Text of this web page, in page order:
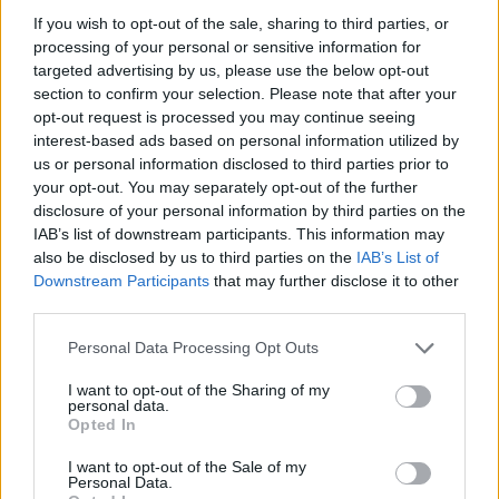
If you wish to opt-out of the sale, sharing to third parties, or
processing of your personal or sensitive information for
targeted advertising by us, please use the below opt-out
section to confirm your selection. Please note that after your
opt-out request is processed you may continue seeing
interest-based ads based on personal information utilized by
us or personal information disclosed to third parties prior to
your opt-out. You may separately opt-out of the further
disclosure of your personal information by third parties on the
IAB’s list of downstream participants. This information may
also be disclosed by us to third parties on the IAB’s List of
Downstream Participants that may further disclose it to other
Please note that this website/app uses one or more Google
not limited to your visit or usage behaviour. You may click to
grant or deny consent to Google and its third-party tags to
use your data for below specified purposes in below Google
consent section.
Personal Data Processing Opt Outs
I want to opt-out of the Sharing of my
personal data.
Opted In
I want to opt-out of the Sale of my
Personal Data.
beste vi har gjort, så det er helt rått, sier Hüber
Kaas.
Reiser hjem med opptur i bagasjen
Eckhoff har med dagens sølv på fellesstarten tatt
medalje på samtlige av de tre siste OL, og fikk en
solid opptur som avslutning på årets OL, etter
nedturen på stafetten tidligere i uka.
Norge hadde to løpere til start på fellesstarten i
skiskytingen: Marte Olsbu Røiseland og Tiril
Eckhoff. Også Ingrid Landmark Tandrevold var
situasjon under jaktstarten, har Tandrevold reist
hjem til Norge.
Marte Olsbu Røiseland vant både sprinten